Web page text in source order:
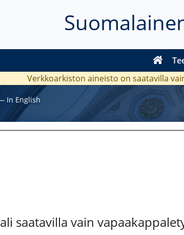
Verkkoarkiston aineisto on saatavilla
In English
saatavilla vain